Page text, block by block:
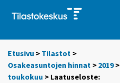
Etusivu > Tilastot >
Osakeasuntojen hinnat > 2019>
toukokuu > Laatuseloste: